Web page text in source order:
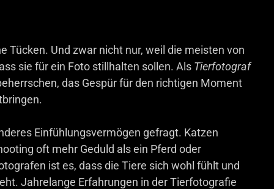
Tücken. Und zwar nicht nur, weil die meisten von
sie für ein Foto stillhalten sollen. Als Tierfotograf
das Gespür für den richtigen Moment
Einfühlungsvermögen gefragt. Katzen
oft mehr Geduld als ein Pferd oder
ist es, dass die Tiere sich wohl fühlt und
Jahrelange Erfahrungen in der Tierfotografie